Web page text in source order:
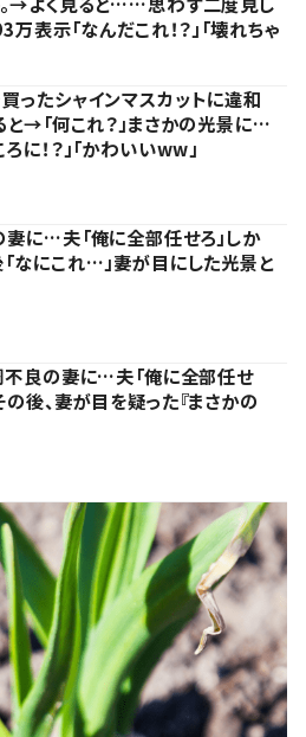
表示「なんだこれ！？」「壊れちゃ
ったシャインマスカットに違和
と→「何これ？」まさかの光景に…
ろに！？」「かわいいww」
に…夫「俺に全部任せろ」しか
なにこれ…」妻が目にした光景と
不良の妻に…夫「俺に全部任せ
の後、妻が目を疑った『まさかの